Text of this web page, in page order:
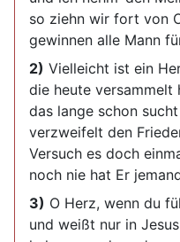
so ziehn wir fort von
gewinnen alle Mann
2) Vielleicht ist ein
die heute versammelt
das lange schon
verzweifelt den
Versuch es doch
noch nie hat Er
3) O Herz, wenn du
und weißt nur in